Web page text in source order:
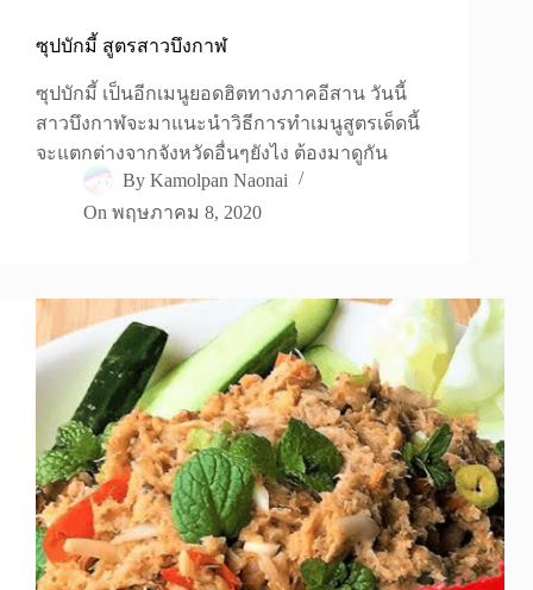
ซุปบักมี้ สูตรสาวบึงกาฬ
ซุปบักมี้ เป็นอีกเมนูยอดฮิตทางภาคอีสาน วันนี้
สาวบึงกาฬจะมาแนะนำวิธีการทำเมนูสูตรเด็ดนี้
จะแตกต่างจากจังหวัดอื่นๆยังไง ต้องมาดูกัน
By Kamolpan Naonai
On พฤษภาคม 8, 2020